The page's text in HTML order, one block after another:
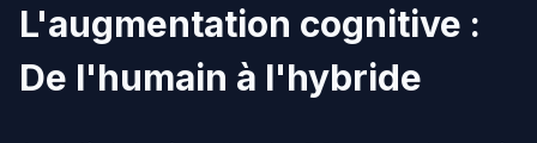
L'augmentation cognitive :
De l'humain à l'hybride